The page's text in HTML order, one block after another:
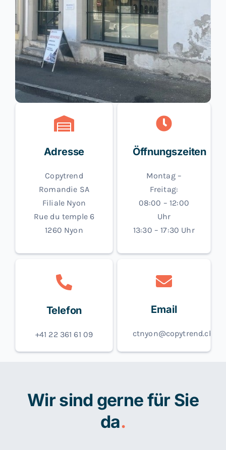
Kontakt
Blog
Deutsch
Adresse
Copytrend
Romandie SA
Filiale Nyon
Rue du temple 6
1260 Nyon
Öffnungszeiten
Montag –
Freitag:
08:00 – 12:00
Uhr
13:30 – 17:30 Uhr
Telefon
+41 22 361 61 09
Email
ctnyon@copytrend.ch
Wir sind gerne für Sie
da.